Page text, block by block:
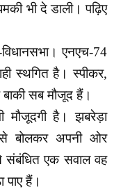
भी दे डाली। पढ़‌िए
एनएच-74
स्थगित है। स्पीकर,
सब मौजूद हैं।
मौजूदगी है। झबरेड़ा
से बोलकर अपनी ओर
संबंधित एक सवाल वह
पाए हैं।